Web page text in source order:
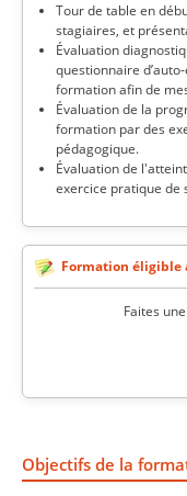
Objectifs de la
Tour de table en
stagiaires, et
Évaluation
questionnaire
formation afin de
Évaluation de la
formation par des
pédagogique.
Évaluation de
exercice pratique de
Formation éligible
Faites